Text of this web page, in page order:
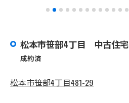
松本市笹部4丁目 中古住宅
成約済
松本市笹部4丁目481-29